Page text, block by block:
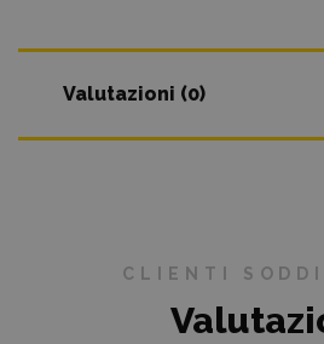
Valutazioni (0)
CLIENTI